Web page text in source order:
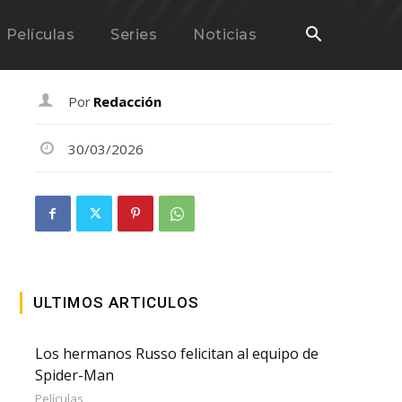
Películas Series Noticias
Por Redacción
30/03/2026
ULTIMOS ARTICULOS
Los hermanos Russo felicitan al equipo de
Spider-Man
Películas